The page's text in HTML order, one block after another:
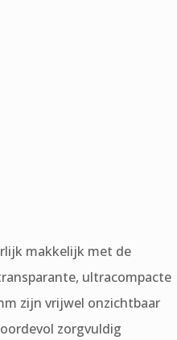
makkelijk met de
ultracompacte
zijn vrijwel onzichtbaar
zorgvuldig